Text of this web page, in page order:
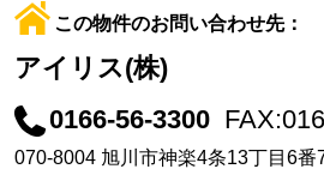
この物件のお問い合わせ先：
アイリス(株)
0166-56-3300
070-8004 旭川市神楽4条13丁目6番